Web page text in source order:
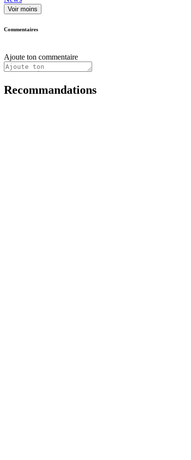
Voir moins
Commentaires
Ajoute ton commentaire
Recommandations